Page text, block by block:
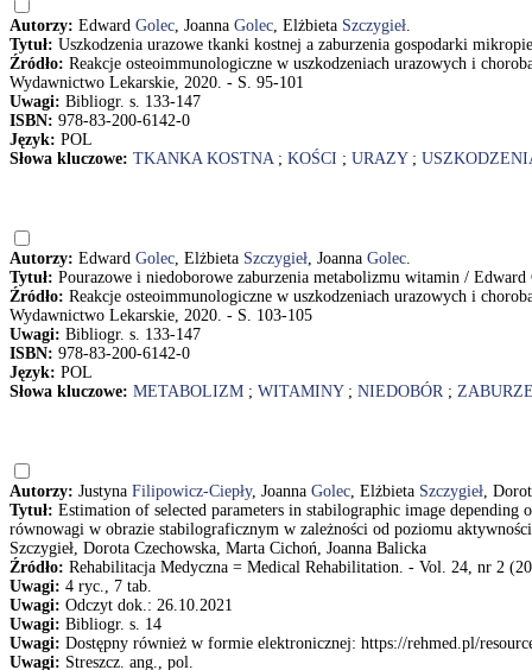
Autorzy: Edward Golec, Joanna Golec, Elżbieta Szczygieł.
Tytuł: Uszkodzenia urazowe tkanki kostnej a zaburzenia gospodarki
Źródło: Reakcje osteoimmunologiczne w uszkodzeniach urazowych i
Wydawnictwo Lekarskie, 2020. - S. 95-101
Uwagi: Bibliogr. s. 133-147
ISBN: 978-83-200-6142-0
Język: POL
Słowa kluczowe: TKANKA KOSTNA; KOŚCI ; URAZY;
Autorzy: Edward Golec, Elżbieta Szczygieł, Joanna Golec.
Tytuł: Pourazowe i niedoborowe zaburzenia metabolizmu witamin / Edward
Źródło: Reakcje osteoimmunologiczne w uszkodzeniach urazowych i
Wydawnictwo Lekarskie, 2020. - S. 103-105
Uwagi: Bibliogr. s. 133-147
ISBN: 978-83-200-6142-0
Język: POL
Słowa kluczowe: METABOLIZM ; WITAMINY; NIEDOBÓR;
Autorzy: Justyna Filipowicz-Ciepły, Joanna Golec, Elżbieta Szczygieł,
Tytuł: Estimation of selected parameters in stabilographic image
równowagi w obrazie stabilograficznym w zależności od poziomu
Szczygieł, Dorota Czechowska, Marta Cichoń, Joanna Balicka
Źródło: Rehabilitacja Medyczna = Medical Rehabilitation. - Vol. 24, nr 2
Uwagi: 4 ryc., 7 tab.
Uwagi: Odczyt dok.: 26.10.2021
Uwagi: Bibliogr. s. 14
Uwagi: Dostępny również w formie elektronicznej: https://rehmed.pl/
Uwagi: Streszcz. ang., pol.